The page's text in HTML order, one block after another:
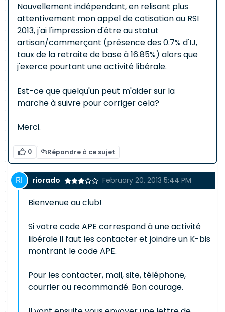
Nouvellement indépendant, en relisant plus
attentivement mon appel de cotisation au RSI
2013, j'ai l'impression d'être au statut
artisan/commerçant (présence des 0.7% d'IJ,
taux de la retraite de base à 16.85%) alors que
j'exerce pourtant une activité libérale.
Est-ce que quelqu'un peut m'aider sur la
marche à suivre pour corriger cela?
Merci.
0 Répondre à ce sujet
riorado February 20, 2013 5:44 PM
Bienvenue au club!
Si votre code APE correspond à une activité
libérale il faut les contacter et joindre un K-bis
montrant le code APE.
Pour les contacter, mail, site, téléphone,
courrier ou recommandé. Bon courage.